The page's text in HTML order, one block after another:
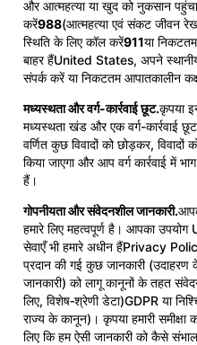
और आत्महत्या या खुद को नुकसान
करें988(आत्महत्या एवं संकट जीवन
स्थिति के लिए कॉल करें911या
बाहर हैंUnited States, अपने
संपर्क करें या निकटतम आपातकालीन
मध्यस्थता और वर्ग-कार्रवाई छूट.कृपया
मध्यस्थता खंड और एक वर्ग-कार्रवाई
वर्णित कुछ विवादों को छोड़कर, विवादों
किया जाएगा और आप वर्ग कार्रवाई में
हैं।
गोपनीयता और संवेदनशील जानकारी.
हमारे लिए महत्वपूर्ण है। आपका
सेवाएँ भी हमारे अधीन हैंPrivacy
प्रदान की गई कुछ जानकारी (उदाहरण
जानकारी) को लागू कानूनों के तहत
लिए, विशेष‑श्रेणी डेटा)GDPR या
राज्य के कानून)। कृपया हमारी
लिए कि हम ऐसी जानकारी को कैसे